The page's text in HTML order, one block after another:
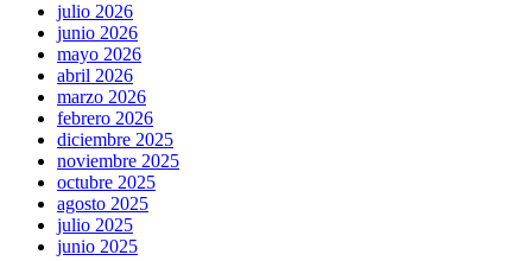
julio 2026
junio 2026
mayo 2026
abril 2026
marzo 2026
febrero 2026
diciembre 2025
noviembre 2025
octubre 2025
agosto 2025
julio 2025
junio 2025